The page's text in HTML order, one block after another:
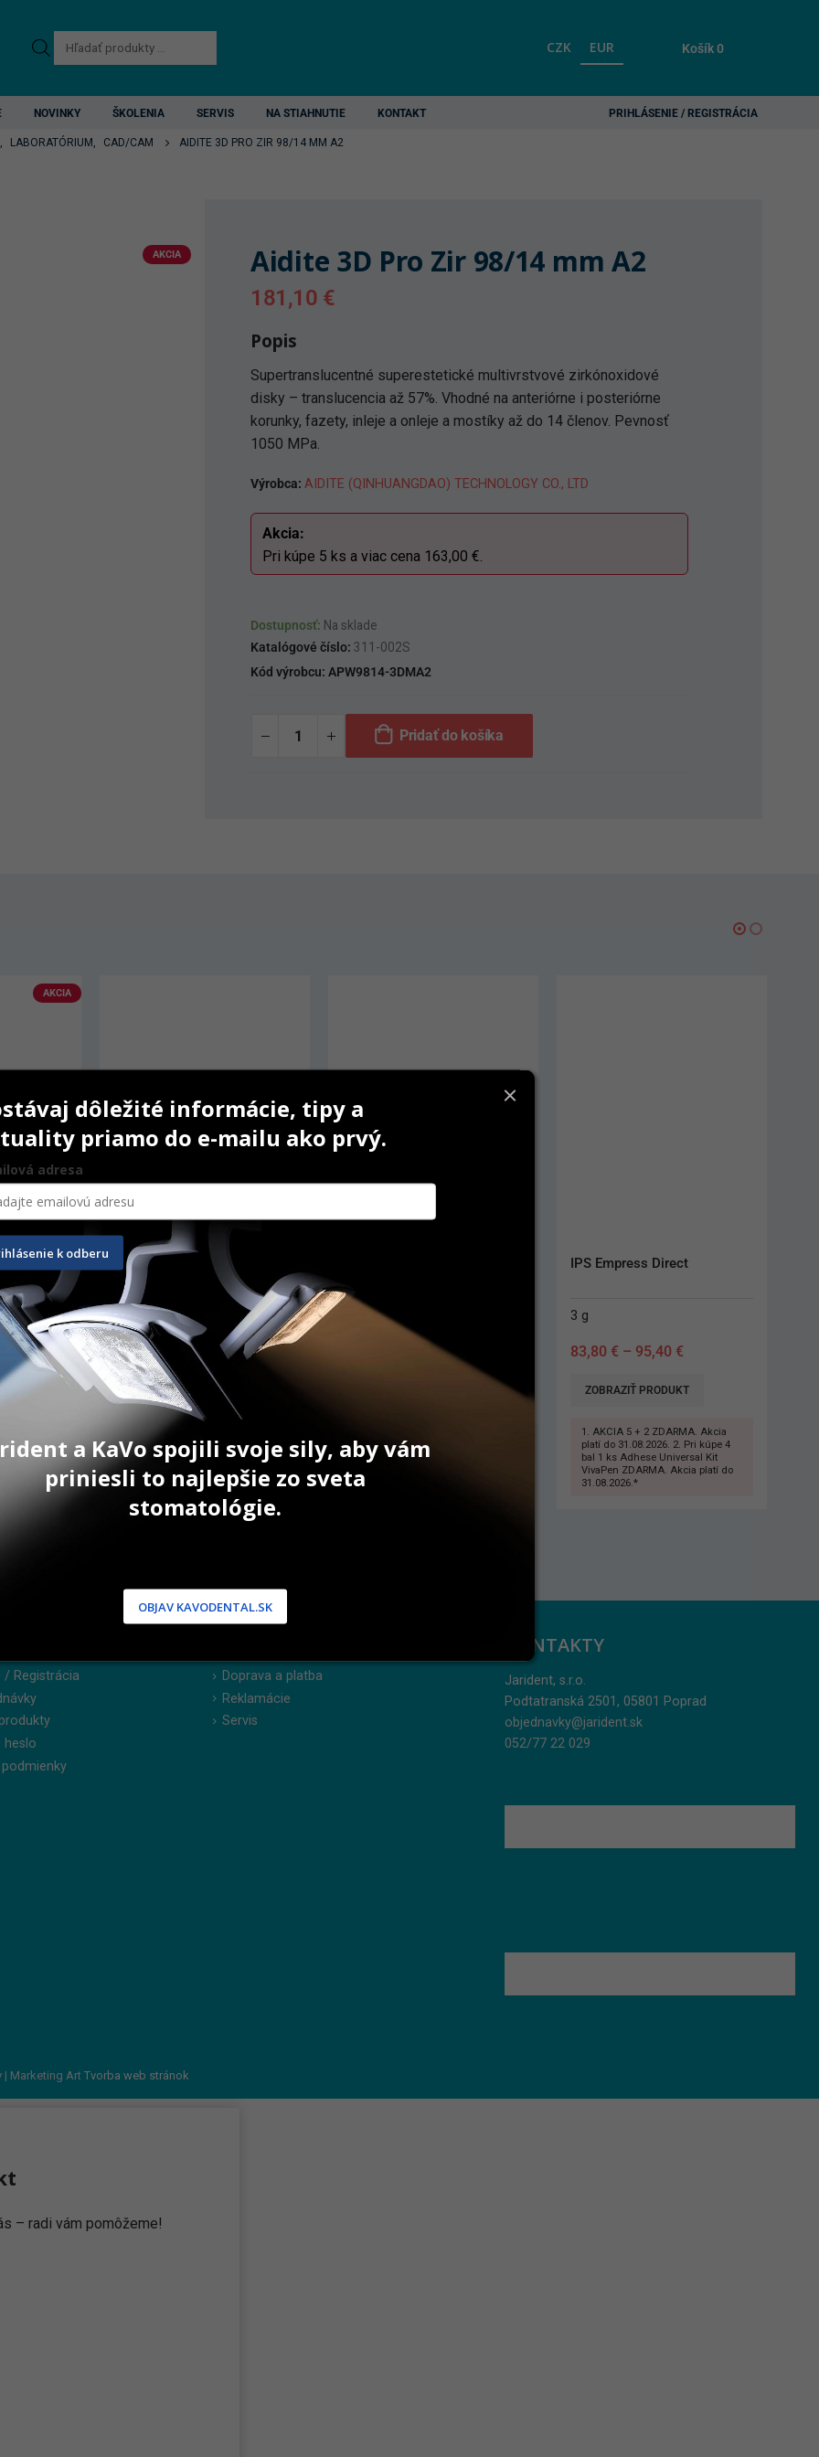
Products
search
CZK EUR Košík0
NOVINKY ŠKOLENIA SERVIS NA STIAHNUTIE KONTAKT PRIHLÁSENIE / REGISTRÁCIA
, LABORATÓRIUM , CAD/CAM AIDITE 3D PRO ZIR 98/14 MM A2
AKCIA Aidite 3D Pro Zir 98/14 mm A2
181,10 €
Popis
Supertranslucentné superestetické multivrstvové zirkónoxidové
disky – translucencia až 57%. Vhodné na anteriórne i posteriórne
korunky, fazety, inleje a onleje a mostíky až do 14 členov. Pevnosť
1050 MPa.
Výrobca: AIDITE (QINHUANGDAO) TECHNOLOGY CO., LTD
Akcia:
Pri kúpe 5 ks a viac cena 163,00 €.
Dostupnosť: Na sklade
Katalógové číslo: 311-002S
Kód výrobcu: APW9814-3DMA2
Pridať do košíka
AKCIA
Flow
€.
Amaris
4 g
91,10€
ZOBRAZIŤ PRODUKT
IPS Empress Direct
3 g
83,80 € – 95,40 €
1. AKCIA 5 + 2 ZDARMA. Akcia
platí do 31.08.2026. 2. Pri kúpe 4
bal 1 ks Adhese Universal Kit
VivaPen ZDARMA. Akcia platí do
31.08.2026.*
ZOBRAZIŤ PRODUKT
/ Registrácia
heslo
Doprava a platba
Reklamácie
Servis
KONTAKTY
Jarident, s.r.o.
Podtatranská 2501, 05801 Poprad
objednavky@jarident.sk
052/77 22 029
| Marketing Art Tvorba web stránok
– radi vám pomôžeme!
dôležité informácie, tipy a
priamo do e-mailu ako prvý.
adresa
k odberu
a KaVo spojili svoje sily, aby vám
priniesli to najlepšie zo sveta
stomatológie.
OBJAV KAVODENTAL.SK